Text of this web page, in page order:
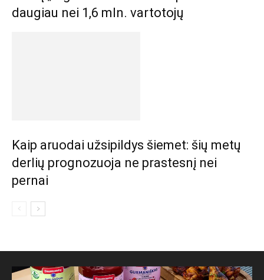
daugiau nei 1,6 mln. vartotojų
Kaip aruodai užsipildys šiemet: šių metų
derlių prognozuoja ne prastesnį nei
pernai